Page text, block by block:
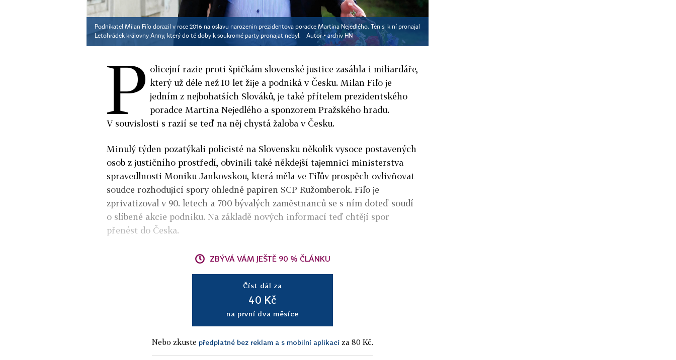
Podnikatel Milan Fiľo dorazil v roce 2016 na oslavu narozenin prezidentova poradce Martina Nejedlého. Ten si k ní pronajal
Letohrádek královny Anny, který do té doby k soukromé party pronajat nebyl.
Autor ▪archiv HN
P olicejní razie proti špičkám slovenské justice zasáhla i miliardáře,
který už déle než 10 let žije a podniká v Česku. Milan Fiľo je
jedním z nejbohatších Slováků, je také přítelem prezidentského
poradce Martina Nejedlého a sponzorem Pražského hradu.
V souvislosti s razií se teď na něj chystá žaloba v Česku.
Minulý týden pozatýkali policisté na Slovensku několik vysoce postavených
osob z justičního prostředí, obvinili také někdejší tajemnici ministerstva
spravedlnosti Moniku Jankovskou, která měla ve Fiľův prospěch ovlivňovat
soudce rozhodující spory ohledně papíren SCP Ružomberok. Fiľo je
zprivatizoval v 90. letech a 700 bývalých zaměstnanců se s ním doteď soudí
o slíbené akcie podniku. Na základě nových informací teď chtějí spor
přenést do Česka.
ZBÝVÁ VÁM JEŠTĚ 90 % ČLÁNKU
Číst dál za
40 Kč
na první dva měsíce
Nebo zkuste předplatné bez reklam a s mobilní aplikací za 80 Kč.